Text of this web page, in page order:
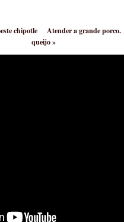
chipotle Atender a grande porco.
queijo»